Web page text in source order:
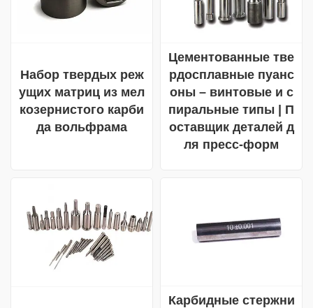
Набор твердых реж
ущих матриц из мел
козернистого карби
да вольфрама
Цементованные тве
рдосплавные пуанс
оны – винтовые и с
пиральные типы | П
оставщик деталей д
ля пресс-форм
Карбидные стержни